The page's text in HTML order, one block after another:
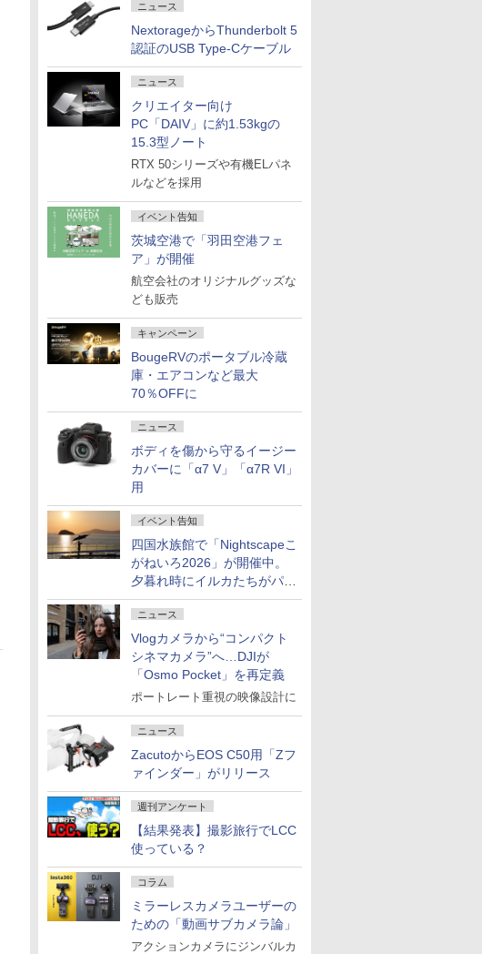
ニュース
NextorageからThunderbolt 5
認証のUSB Type-Cケーブル
ニュース
クリエイター向け
PC「DAIV」に約1.53kgの
15.3型ノート
RTX 50シリーズや有機ELパネ
ルなどを採用
イベント告知
茨城空港で「羽田空港フェ
ア」が開催
航空会社のオリジナルグッズな
ども販売
キャンペーン
BougeRVのポータブル冷蔵
庫・エアコンなど最大
70％OFFに
ニュース
ボディを傷から守るイージー
カバーに「α7 V」「α7R VI」
用
イベント告知
四国水族館で「Nightscapeこ
がねいろ2026」が開催中。
夕暮れ時にイルカたちがパフ
ォーマンスを繰り広げる
ニュース
Vlogカメラから“コンパクト
シネマカメラ”へ…DJIが
「Osmo Pocket」を再定義
ポートレート重視の映像設計に
ニュース
ZacutoからEOS C50用「Zフ
ァインダー」がリリース
週刊アンケート
【結果発表】撮影旅行でLCC
使っている？
コラム
ミラーレスカメラユーザーの
ための「動画サブカメラ論」
アクションカメラにジンバルカ